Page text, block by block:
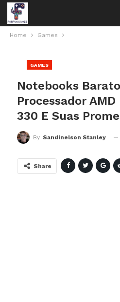
Home Games
GAMES
Notebooks
Processador AMD
330 E Suas
By Sandinelson Stanley
Share